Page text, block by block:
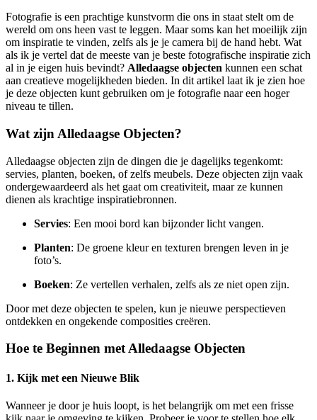
Fotografie is een prachtige kunstvorm die ons in staat stelt om de
wereld om ons heen vast te leggen. Maar soms kan het moeilijk zijn
om inspiratie te vinden, zelfs als je je camera bij de hand hebt. Wat
als ik je vertel dat de meeste van je beste fotografische inspiratie zich
al in je eigen huis bevindt? Alledaagse objecten kunnen een schat
aan creatieve mogelijkheden bieden. In dit artikel laat ik je zien hoe
je deze objecten kunt gebruiken om je fotografie naar een hoger
niveau te tillen.
Wat zijn Alledaagse Objecten?
Alledaagse objecten zijn de dingen die je dagelijks tegenkomt:
servies, planten, boeken, of zelfs meubels. Deze objecten zijn vaak
ondergewaardeerd als het gaat om creativiteit, maar ze kunnen
dienen als krachtige inspiratiebronnen.
Servies: Een mooi bord kan bijzonder licht vangen.
Planten: De groene kleur en texturen brengen leven in je
foto’s.
Boeken: Ze vertellen verhalen, zelfs als ze niet open zijn.
Door met deze objecten te spelen, kun je nieuwe perspectieven
ontdekken en ongekende composities creëren.
Hoe te Beginnen met Alledaagse Objecten
1. Kijk met een Nieuwe Blik
Wanneer je door je huis loopt, is het belangrijk om met een frisse